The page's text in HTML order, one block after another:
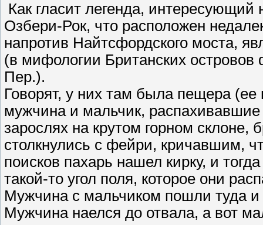
Как гласит легенда,
Озбери-Рок, что расположен
напротив Найтсфордского моста,
(в мифологии Британских
Пер.).
Говорят, у них там была пещера
мужчина и мальчик,
зарослях на крутом горном склоне,
столкнулись с фейри, кричавшим,
поисков пахарь нашел кирку, и
такой-то угол поля, которое они
Мужчина с мальчиком пошли туда
Мужчина наелся до отвала, а вот